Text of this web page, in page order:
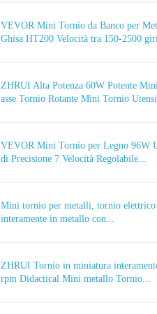
VEVOR Mini Tornio da Banco per
Ghisa HT200 Velocità tra 150-2500
ZHRUI Alta Potenza 60W Potente
asse Tornio Rotante Mini Tornio
VEVOR Mini Tornio per Legno 96W
di Precisione 7 Velocità Regolabile...
Mini tornio per metalli, tornio elettrico
interamente in metallo con...
ZHRUI Tornio in miniatura
rpm Didactical Mini metallo Tornio...